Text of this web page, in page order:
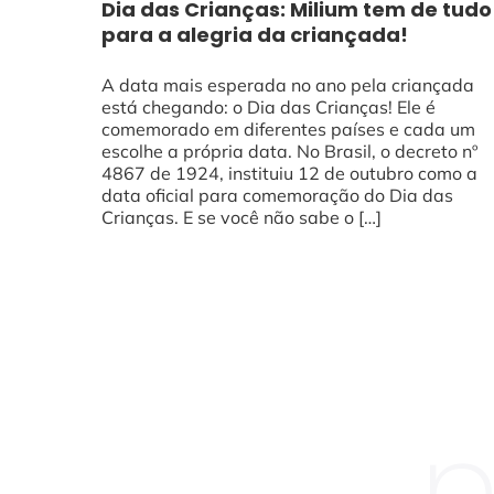
Dia das Crianças: Milium tem de tudo
para a alegria da criançada!
A data mais esperada no ano pela criançada
está chegando: o Dia das Crianças! Ele é
comemorado em diferentes países e cada um
escolhe a própria data. No Brasil, o decreto nº
4867 de 1924, instituiu 12 de outubro como a
data oficial para comemoração do Dia das
Crianças. E se você não sabe o […]